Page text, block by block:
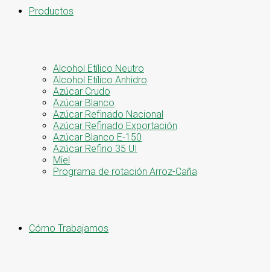
Productos
Alcohol Etílico Neutro
Alcohol Etílico Anhidro
Azúcar Crudo
Azúcar Blanco
Azúcar Refinado Nacional
Azúcar Refinado Exportación
Azúcar Blanco E-150
Azúcar Refino 35 UI
Miel
Programa de rotación Arroz-Caña
Cómo Trabajamos